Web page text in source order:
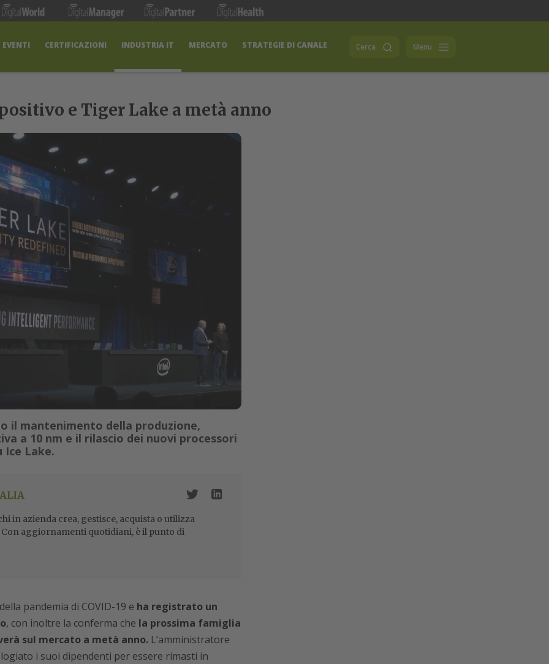
EVENTI CERTIFICAZIONI INDUSTRIA IT MERCATO STRATEGIE DI CANALE Cerca Menu
e Tiger Lake a metà anno
il mantenimento della produzione,
a 10 nm e il rilascio dei nuovi processori
Ice Lake.
in azienda crea, gestisce, acquista o utilizza
aggiornamenti quotidiani, è il punto di
pandemia di COVID-19 e ha registrato un
, con inoltre la conferma che la prossima famiglia
sul mercato a metà anno.L’amministratore
i suoi dipendenti per essere rimasti in